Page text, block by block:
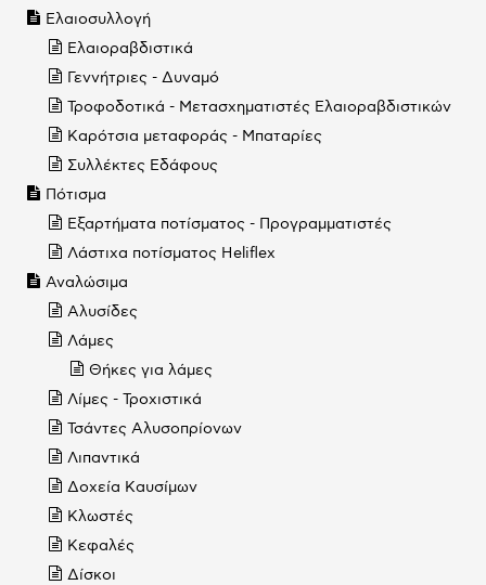
Ελαιοσυλλογή
Ελαιοραβδιστικά
Γεννήτριες - Δυναμό
Τροφοδοτικά - Μετασχηματιστές Ελαιοραβδιστικών
Καρότσια μεταφοράς - Μπαταρίες
Συλλέκτες Εδάφους
Πότισμα
Εξαρτήματα ποτίσματος - Προγραμματιστές
Λάστιχα ποτίσματος Heliflex
Αναλώσιμα
Αλυσίδες
Λάμες
Θήκες για λάμες
Λίμες - Τροχιστικά
Τσάντες Αλυσοπρίονων
Λιπαντικά
Δοχεία Καυσίμων
Κλωστές
Κεφαλές
Δίσκοι